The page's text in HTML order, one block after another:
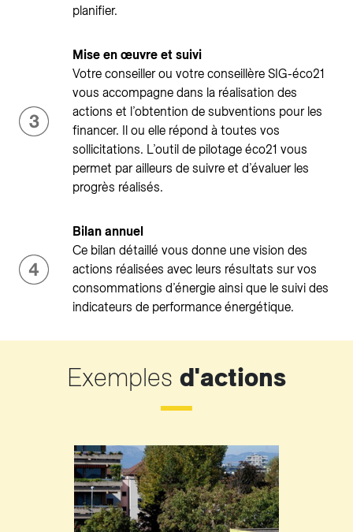
planifier.
Mise en œuvre et suivi
Votre conseiller ou votre conseillère SIG-éco21
vous accompagne dans la réalisation des
actions et l’obtention de subventions pour les
financer. Il ou elle répond à toutes vos
sollicitations. L’outil de pilotage éco21 vous
permet par ailleurs de suivre et d’évaluer les
progrès réalisés.
Bilan annuel
Ce bilan détaillé vous donne une vision des
actions réalisées avec leurs résultats sur vos
consommations d’énergie ainsi que le suivi des
indicateurs de performance énergétique.
Exemples d'actions